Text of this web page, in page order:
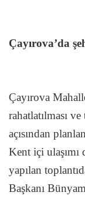
Çayırova’da
Çayırova
rahatlatılması ve
açısından
Kent içi
yapılan
Başkanı